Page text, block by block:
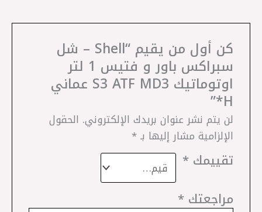
كن أول من يقيم “Shell – شل
سبراكس باور و فتيس 1 لتر
اوتوماتيك S3 ATF MD3 عماني
H*”
لن يتم نشر عنوان بريدك الإلكتروني. الحقول
الإلزامية مشار إليها بـ*
تقييمك*
مراجعتك*